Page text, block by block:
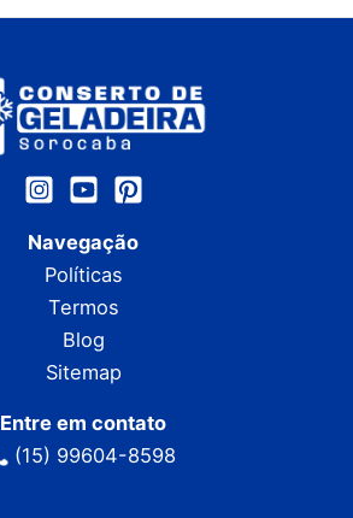
Navegação
Políticas
Termos
Blog
Sitemap
Entre em contato
(15) 99604-8598